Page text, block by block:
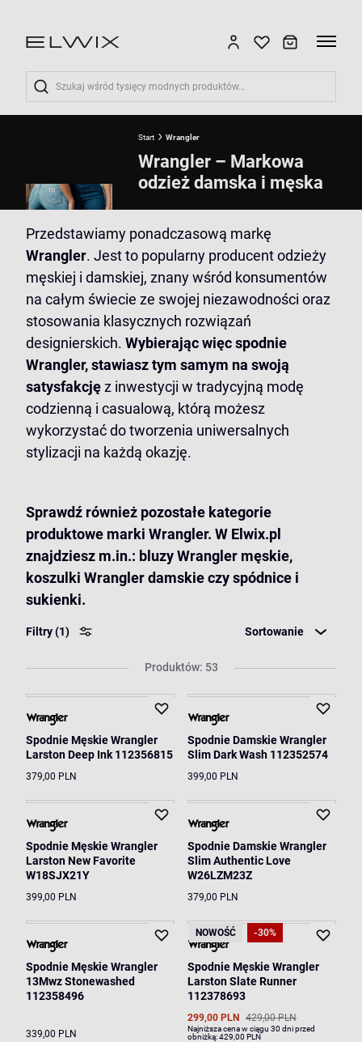
Wyszukaj
Start Wrangler
Wrangler – Markowa
odzież damska i męska
Przedstawiamy ponadczasową markę
Wrangler. Jest to popularny producent odzieży
męskiej i damskiej, znany wśród konsumentów
na całym świecie ze swojej niezawodności oraz
stosowania klasycznych rozwiązań
designierskich. Wybierając więc spodnie
Wrangler, stawiasz tym samym na swoją
satysfakcjęz inwestycji w tradycyjną modę
codzienną i casualową, którą możesz
wykorzystać do tworzenia uniwersalnych
stylizacji na każdą okazję.
Sprawdź również pozostałe kategorie
produktowe marki Wrangler. W Elwix.pl
znajdziesz m.in.: bluzy Wrangler męskie,
koszulki Wrangler damskieczyspódnice i
sukienki.
Filtry(1) Sortowanie
Produktów: 53
Spodnie Męskie Wrangler
Larston Deep Ink 112356815
379,00 PLN
Spodnie Damskie Wrangler
Slim Dark Wash 112352574
399,00 PLN
Spodnie Męskie Wrangler
Larston New Favorite
W18SJX21Y
399,00 PLN
Spodnie Damskie Wrangler
Slim Authentic Love
W26LZM23Z
379,00 PLN
Spodnie Męskie Wrangler
13Mwz Stonewashed
112358496
339,00 PLN
NOWOŚĆ -30%
Spodnie Męskie Wrangler
Larston Slate Runner
112378693
299,00 PLN 429,00 PLN
Najniższa cena w ciągu 30 dni przed
obniżką:429,00 PLN